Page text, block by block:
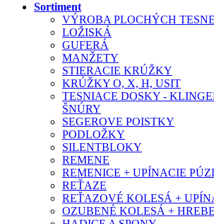
Sortiment
VÝROBA PLOCHÝCH
LOŽISKÁ
GUFERÁ
MANŽETY
STIERACIE KRÚŽKY
KRÚŽKY O, X, H, USIT
TESNIACE DOSKY -
ŠNÚRY
SEGEROVE POISTKY
PODLOŽKY
SILENTBLOKY
REMENE
REMENICE + UPÍNACIE
REŤAZE
REŤAZOVÉ KOLESÁ +
OZUBENÉ KOLESÁ +